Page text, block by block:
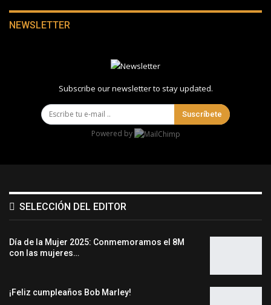
NEWSLETTER
Subscribe our newsletter to stay updated.
Suscríbete
Powered by
SELECCIÓN DEL EDITOR
Día de la Mujer 2025: Conmemoramos el 8M
con las mujeres…
¡Feliz cumpleaños Bob Marley!